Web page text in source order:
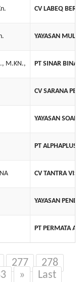
CV LABEQ
YAYASAN
M.KN., PT SINAR BINA
CV SARANA
YAYASAN
PT ALPHAPLUS
CV TANTRA
YAYASAN
PT PERMATA
277
278
» Last